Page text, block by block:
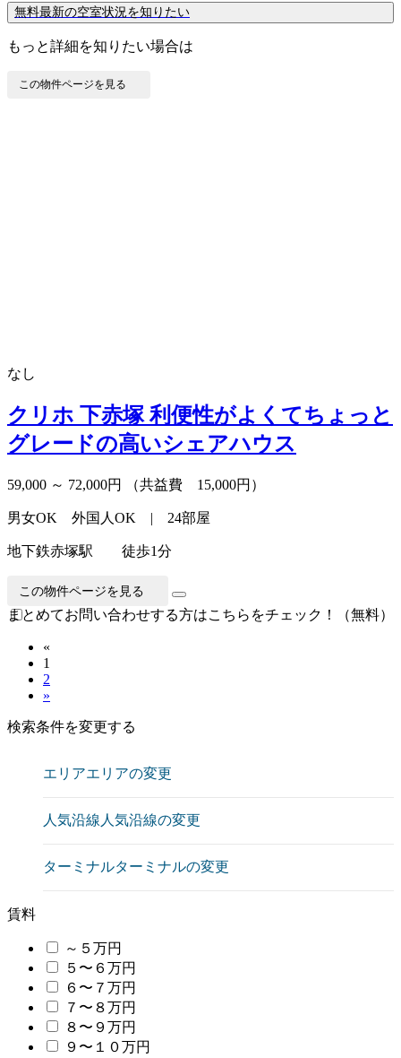
無料最新の空室状況を知りたい
もっと詳細を知りたい場合は
この物件ページを見る
なし
クリホ 下赤塚利便性がよくてちょっと
グレードの高いシェアハウス
59,000 ～ 72,000円 （共益費 15,000円）
男女OK 外国人OK | 24部屋
地下鉄赤塚駅 徒歩1分
この物件ページを見る
まとめてお問い合わせする方はこちらをチェック！（無料）
«
1
2
»
検索条件を変更する
エリアエリアの変更
人気沿線 人気沿線の変更
ターミナルターミナルの変更
賃料
～５万円
５〜６万円
６〜７万円
７〜８万円
８〜９万円
９〜１０万円